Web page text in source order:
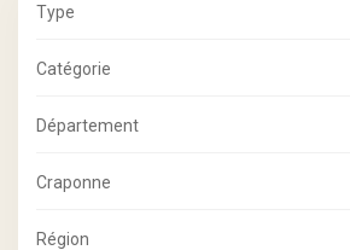
Type
Catégorie
Département
Craponne
Région